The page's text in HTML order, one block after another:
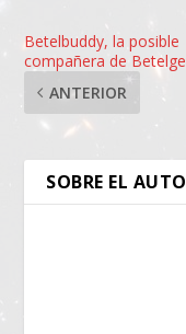
Betelbuddy, la posible
compañera de
ANTERIOR
SOBRE EL